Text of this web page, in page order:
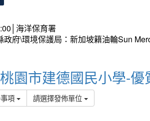
海洋保育署
政府\環境保護局：新加坡籍油輪Sun
園市建德國民小學-優
項 請選擇發佈單位